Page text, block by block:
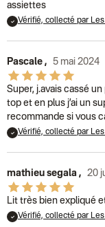
assiettes
Vérifié, collecté par
Pascale , 5 mai 2024
Super, j.avais cassé
top et en plus j’ai un
recommande si vous
Vérifié, collecté par
mathieu segala , 20
Lit très bien expliqué
Vérifié, collecté par